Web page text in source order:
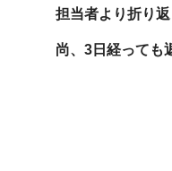
担当者より折り
尚、3日経っても